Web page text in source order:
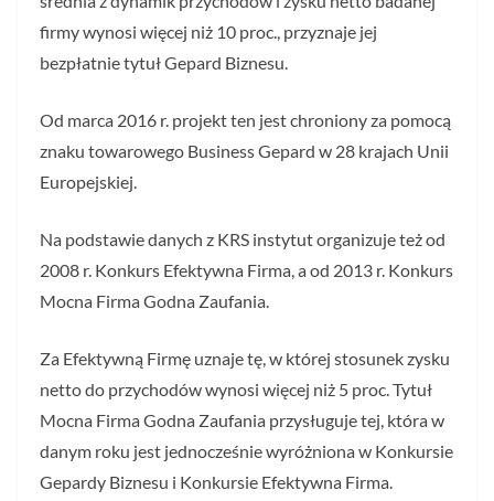
firmy wynosi więcej niż 10 proc., przyznaje jej
bezpłatnie tytuł Gepard Biznesu.
Od marca 2016 r. projekt ten jest chroniony za pomocą
znaku towarowego Business Gepard w 28 krajach Unii
Europejskiej.
Na podstawie danych z KRS instytut organizuje też od
2008 r. Konkurs Efektywna Firma, a od 2013 r. Konkurs
Mocna Firma Godna Zaufania.
Za Efektywną Firmę uznaje tę, w której stosunek zysku
netto do przychodów wynosi więcej niż 5 proc. Tytuł
Mocna Firma Godna Zaufania przysługuje tej, która w
danym roku jest jednocześnie wyróżniona w Konkursie
Gepardy Biznesu i Konkursie Efektywna Firma.